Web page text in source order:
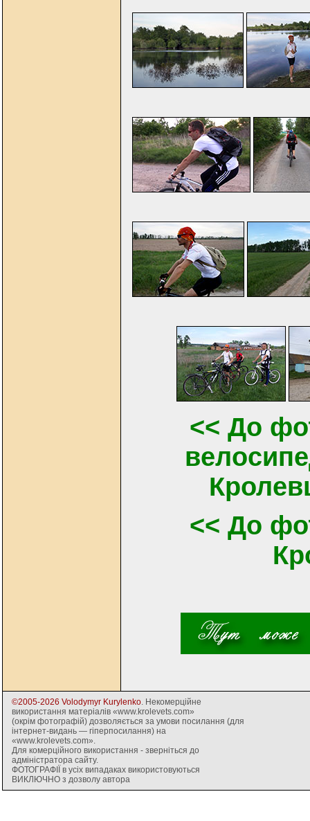
<< До
<< До
©2005-2026 Volodymyr Kurylenko. Некомерційне
використання матеріалів «www.krolevets.com»
(окрім фотографій) дозволяється за умови посилання (для
інтернет-видань — гіперпосилання) на
«www.krolevets.com».
Для комерційного використання - зверніться до
адміністратора сайту.
ФОТОГРАФІЇ в усіх випадаках використовуються
ВИКЛЮЧНО з дозволу автора